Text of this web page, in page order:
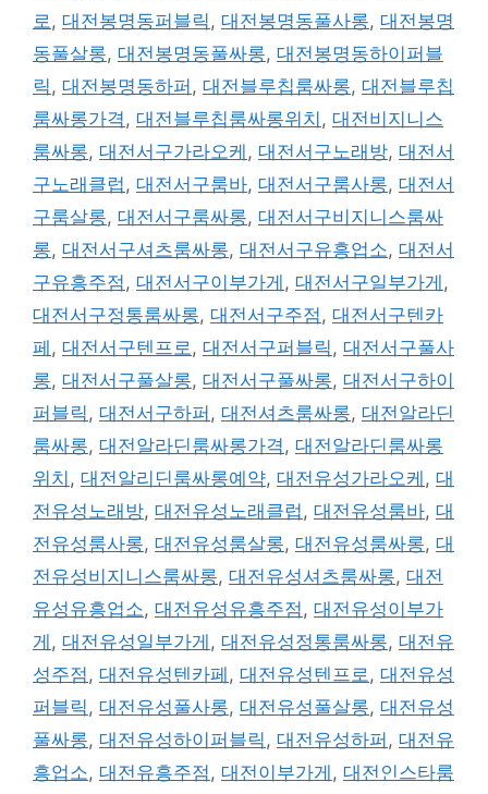
로 , 대전봉명동퍼블릭 , 대전봉명동풀사롱, 대전봉명
동풀살롱, 대전봉명동풀싸롱, 대전봉명동하이퍼블
릭 , 대전봉명동하퍼 , 대전블루칩룸싸롱, 대전블루칩
룸싸롱가격 , 대전블루칩룸싸롱위치 , 대전비지니스
룸싸롱, 대전서구가라오케 , 대전서구노래방, 대전서
구노래클럽 , 대전서구룸바, 대전서구룸사롱, 대전서
구룸살롱, 대전서구룸싸롱, 대전서구비지니스룸싸
롱, 대전서구셔츠룸싸롱, 대전서구유흥업소, 대전서
구유흥주점 , 대전서구이부가게 , 대전서구일부가게 ,
대전서구정통룸싸롱, 대전서구주점 , 대전서구텐카
페 , 대전서구텐프로 , 대전서구퍼블릭 , 대전서구풀사
롱, 대전서구풀살롱, 대전서구풀싸롱, 대전서구하이
퍼블릭 , 대전서구하퍼 , 대전셔츠룸싸롱, 대전알라딘
룸싸롱, 대전알라딘룸싸롱가격 , 대전알라딘룸싸롱
위치 , 대전알리딘룸싸롱예약, 대전유성가라오케 , 대
전유성노래방, 대전유성노래클럽 , 대전유성룸바, 대
전유성룸사롱, 대전유성룸살롱, 대전유성룸싸롱, 대
전유성비지니스룸싸롱, 대전유성셔츠룸싸롱, 대전
유성유흥업소, 대전유성유흥주점 , 대전유성이부가
게 , 대전유성일부가게 , 대전유성정통룸싸롱, 대전유
성주점 , 대전유성텐카페 , 대전유성텐프로 , 대전유성
퍼블릭 , 대전유성풀사롱, 대전유성풀살롱, 대전유성
풀싸롱, 대전유성하이퍼블릭 , 대전유성하퍼 , 대전유
흥업소, 대전유흥주점 , 대전이부가게 , 대전인스타룸